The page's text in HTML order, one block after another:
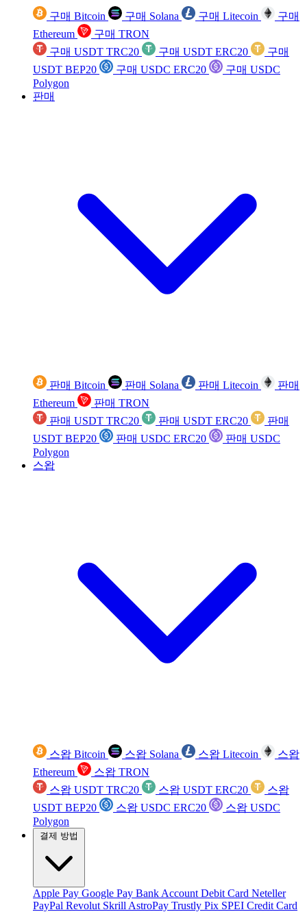
구매 Bitcoin 구매 Solana 구매 Litecoin
구매
Ethereum
구매 TRON
구매 USDT TRC20
구매 USDT ERC20
구매
USDT BEP20
구매 USDC ERC20
구매 USDC
Polygon
판매
판매 Bitcoin 판매 Solana 판매 Litecoin
판매
Ethereum
판매 TRON
판매 USDT TRC20
판매 USDT ERC20
판매
USDT BEP20
판매 USDC ERC20
판매 USDC
Polygon
스왑
스왑 Bitcoin 스왑 Solana 스왑 Litecoin
스왑
Ethereum
스왑 TRON
스왑 USDT TRC20
스왑 USDT ERC20
스왑
USDT BEP20
스왑 USDC ERC20
스왑 USDC
Polygon
결제 방법
Apple Pay Google Pay Bank Account Debit Card Neteller
PayPal Revolut Skrill AstroPay Trustly Pix SPEI Credit Card